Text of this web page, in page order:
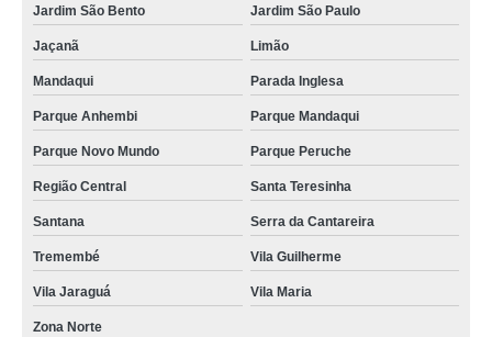
Jardim São Bento Jardim São Paulo
Jaçanã Limão
Mandaqui Parada Inglesa
Parque Anhembi Parque Mandaqui
Parque Novo Mundo Parque Peruche
Região Central Santa Teresinha
Santana Serra da Cantareira
Tremembé Vila Guilherme
Vila Jaraguá Vila Maria
Zona Norte